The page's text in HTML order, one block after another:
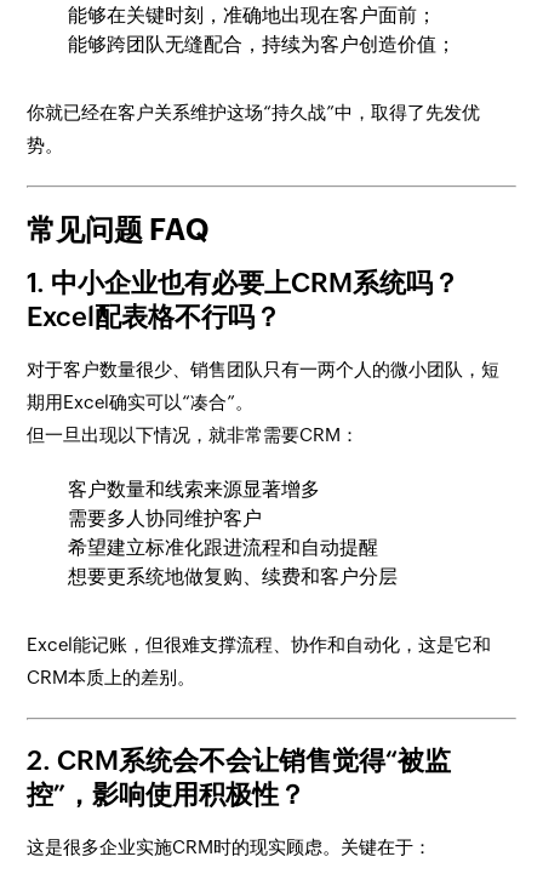
能够在关键时刻，准确地出现在客户面前；
能够跨团队无缝配合，持续为客户创造价值；
你就已经在客户关系维护这场“持久战”中，取得了先发优
势。
常见问题 FAQ
1. 中小企业也有必要上CRM系统吗？
Excel配表格不行吗？
对于客户数量很少、销售团队只有一两个人的微小团队，短
期用Excel确实可以“凑合”。
但一旦出现以下情况，就非常需要CRM：
客户数量和线索来源显著增多
需要多人协同维护客户
希望建立标准化跟进流程和自动提醒
想要更系统地做复购、续费和客户分层
Excel能记账，但很难支撑流程、协作和自动化，这是它和
CRM本质上的差别。
2. CRM系统会不会让销售觉得“被监
控”，影响使用积极性？
这是很多企业实施CRM时的现实顾虑。关键在于：